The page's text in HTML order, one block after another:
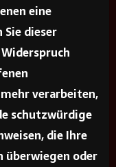
eine
dieser
verarbeiten,
schutzwürdige
die Ihre
überwiegen oder